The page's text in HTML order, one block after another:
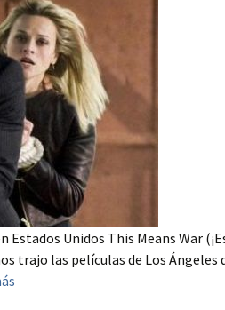
Unidos This Means War
trajo las películas de Los Ángeles